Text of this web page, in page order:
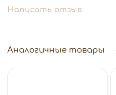
Написать отзыв
Аналогичные товары